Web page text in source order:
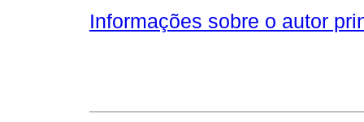
Informações sobre o autor